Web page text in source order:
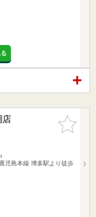
お気に入
りに追加
店
児島本線 博多駅より徒歩